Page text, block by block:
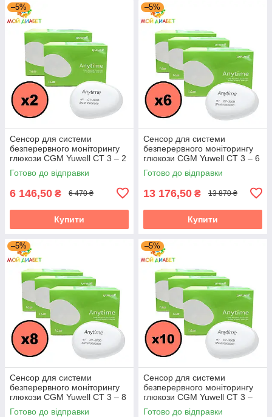
–5%
Сенсор для системи
безперервного моніторингу
глюкози CGM Yuwell CT 3 – 2
сенсори + 1 трансмітер
Готово до відправки
6 146,50 ₴ 6 470 ₴
Купити
–5%
Сенсор для системи
безперервного моніторингу
глюкози CGM Yuwell CT 3 – 6
сенсорів + 1 трансмітер
Готово до відправки
13 176,50 ₴ 13 870 ₴
Купити
–5%
Сенсор для системи
безперервного моніторингу
глюкози CGM Yuwell CT 3 – 8
сенсорів + 1 трансмітер
Готово до відправки
–5%
Сенсор для системи
безперервного моніторингу
глюкози CGM Yuwell CT 3 –
19 сенсорів + 1 трансмітер
Готово до відправки